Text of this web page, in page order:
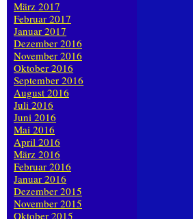
März 2017
Februar 2017
Januar 2017
Dezember 2016
November 2016
Oktober 2016
September 2016
August 2016
Juli 2016
Juni 2016
Mai 2016
April 2016
März 2016
Februar 2016
Januar 2016
Dezember 2015
November 2015
Oktober 2015